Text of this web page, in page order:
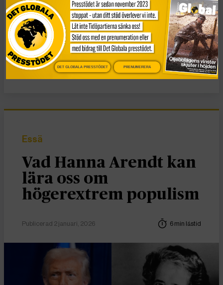
Fakta: Samväldet
KATEGORI
Nyheter
Essä
Vad Hanna Arendt kan
lära oss om
högerextrem populism
Publicerad 2 januari, 2026 6 min lästid
DET GLOBALA PRESSTÖDET PRENUMERERA